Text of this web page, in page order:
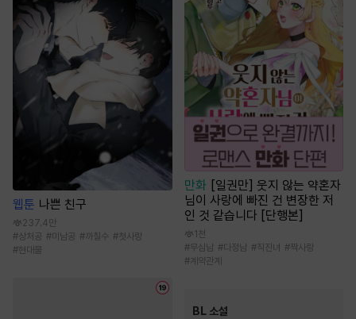
웹툰 나쁜 친구
237.4만
#상처공 #미남공 #까칠수 #첫사랑
#현대물
만화 [일권만] 웃지 않는 약혼자
님이 사랑에 빠진 건 변장한 저
인 것 같습니다 [단행본]
1천
#무심남 #다정남 #직진녀 #짝사랑
#계약관계
BL 소설